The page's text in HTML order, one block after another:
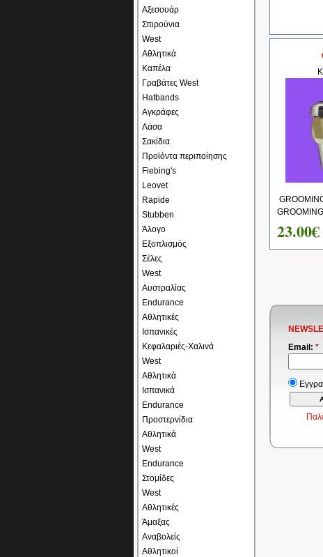
Αξεσουάρ
Σπιρούνια
West
Αθλητικά
Καπέλα
Γραβάτες West
Hatbands
Αγκράφες
Λάσα
Σακίδια
Προϊόντα περιποίησης
Fiebing's
Leovet
Rapide
Stubben
Άλογο
Εξοπλισμός
Σέλες
West
Αυστραλίας
Endurance
Αθλητικές
Ισπανικές
Κεφαλαριές-Χαλινά
West
Αθλητικά
Ισπανικά
Endurance
Προστερνίδια
Αθλητικά
West
Endurance
Στομίδες
West
Αθλητικές
Άμαξας
Αναβολείς
Αθλητικοί
23.00€
Email: *